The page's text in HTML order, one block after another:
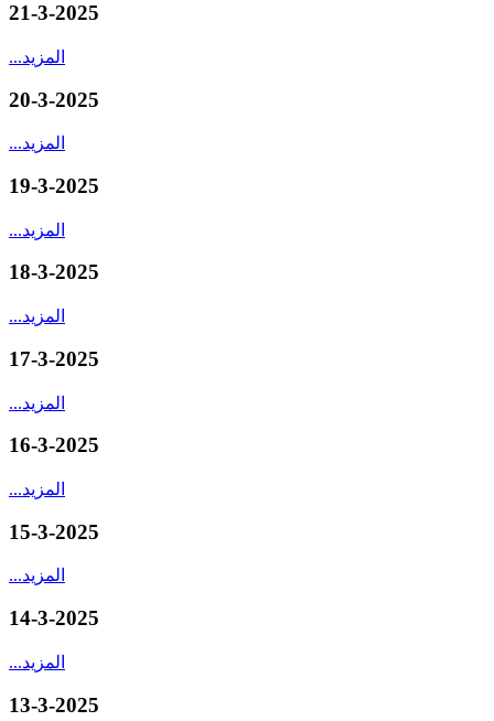
21-3-2025
...المزيد
20-3-2025
...المزيد
19-3-2025
...المزيد
18-3-2025
...المزيد
17-3-2025
...المزيد
16-3-2025
...المزيد
15-3-2025
...المزيد
14-3-2025
...المزيد
13-3-2025